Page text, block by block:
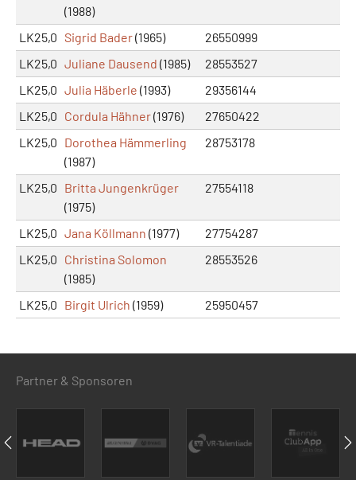
(1988)
LK25,0 Sigrid Bader(1965)
26550999
LK25,0 Juliane Dausend (1985)
28553527
LK25,0 Julia Häberle (1993)
29356144
LK25,0 Cordula Hähner(1976)
27650422
LK25,0 Dorothea Hämmerling
(1987)
28753178
LK25,0 Britta Jungenkrüger
(1975)
27554118
LK25,0 Jana Köllmann (1977)
27754287
LK25,0 Christina Solomon
(1985)
28553526
LK25,0 Birgit Ulrich (1959) 25950457
Partner & Sponsoren